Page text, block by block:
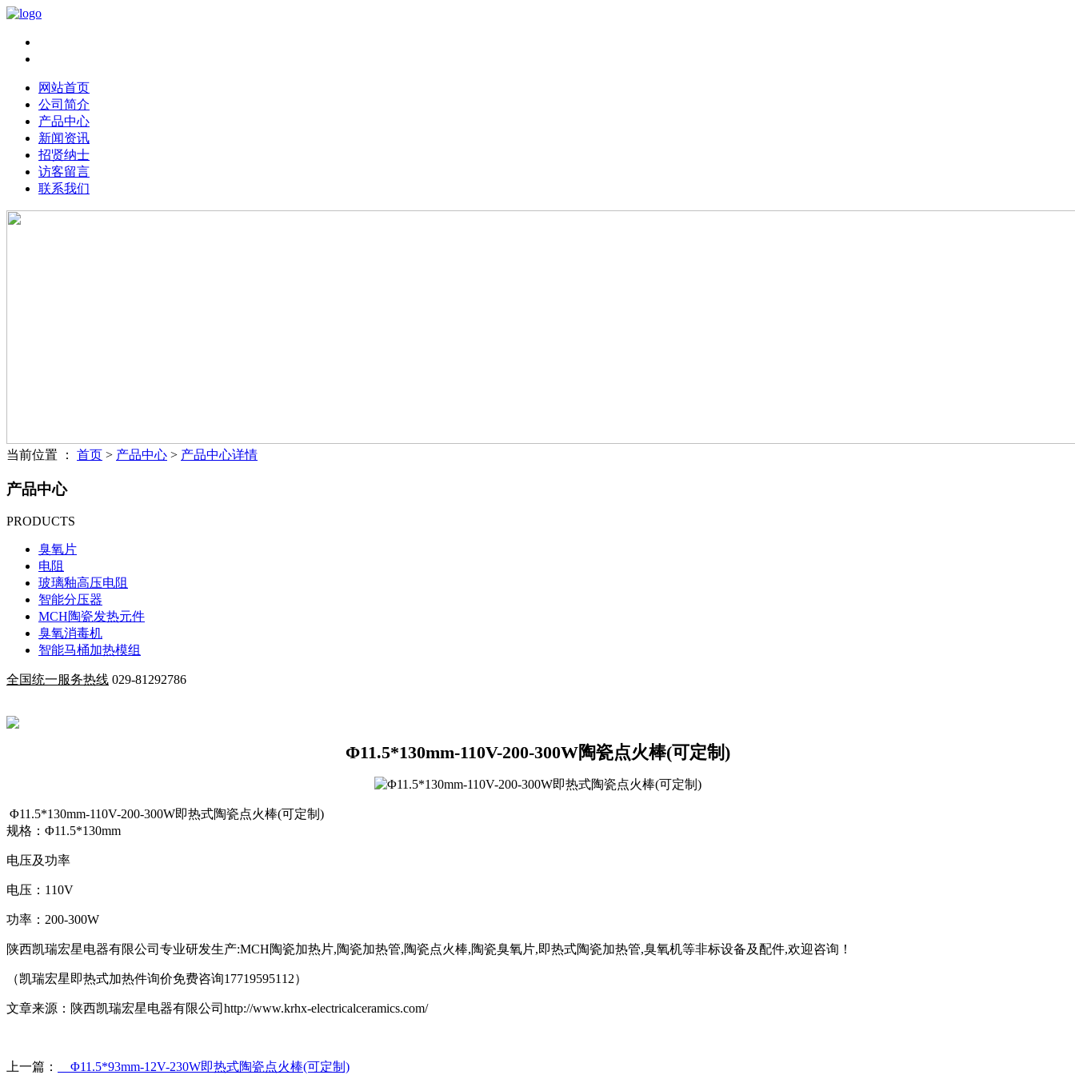
网站首页
公司简介
产品中心
新闻资讯
招贤纳士
访客留言
联系我们
当前位置 ： 首页 > 产品中心 > 产品中心详情
产品中心
PRODUCTS
臭氧片
电阻
玻璃釉高压电阻
智能分压器
MCH陶瓷发热元件
臭氧消毒机
智能马桶加热模组
全国统一服务热线 029-81292786
Φ11.5*130mm-110V-200-300W陶瓷点火棒(可定制)
Φ11.5*130mm-110V-200-300W即热式陶瓷点火棒(可定制)
规格： Φ11.5*130mm
电压及功率
电压： 110V
功率： 200-300W
陕西凯瑞宏星电器有限公司专业研发生产:MCH陶瓷加热片,陶瓷加热管,陶瓷点火棒,陶瓷臭氧片,即热式陶瓷加热管,臭氧机等非标设备及配件,欢迎咨询！
（凯瑞宏星即热式加热件询价免费咨询17719595112）
文章来源：陕西凯瑞宏星电器有限公司 http://www.krhx-electricalceramics.com/
上一篇： Φ11.5*93mm-12V-230W即热式陶瓷点火棒(可定制)